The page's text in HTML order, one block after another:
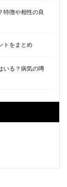
特徴や相性の良
トをまとめ
いる？病気の噂